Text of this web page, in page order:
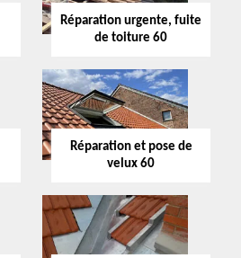
Réparation urgente, fuite
de toiture 60
Réparation et pose de
velux 60